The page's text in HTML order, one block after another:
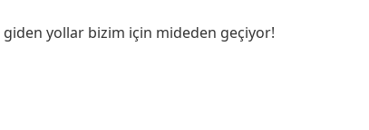
yollar bizim için mideden geçiyor!